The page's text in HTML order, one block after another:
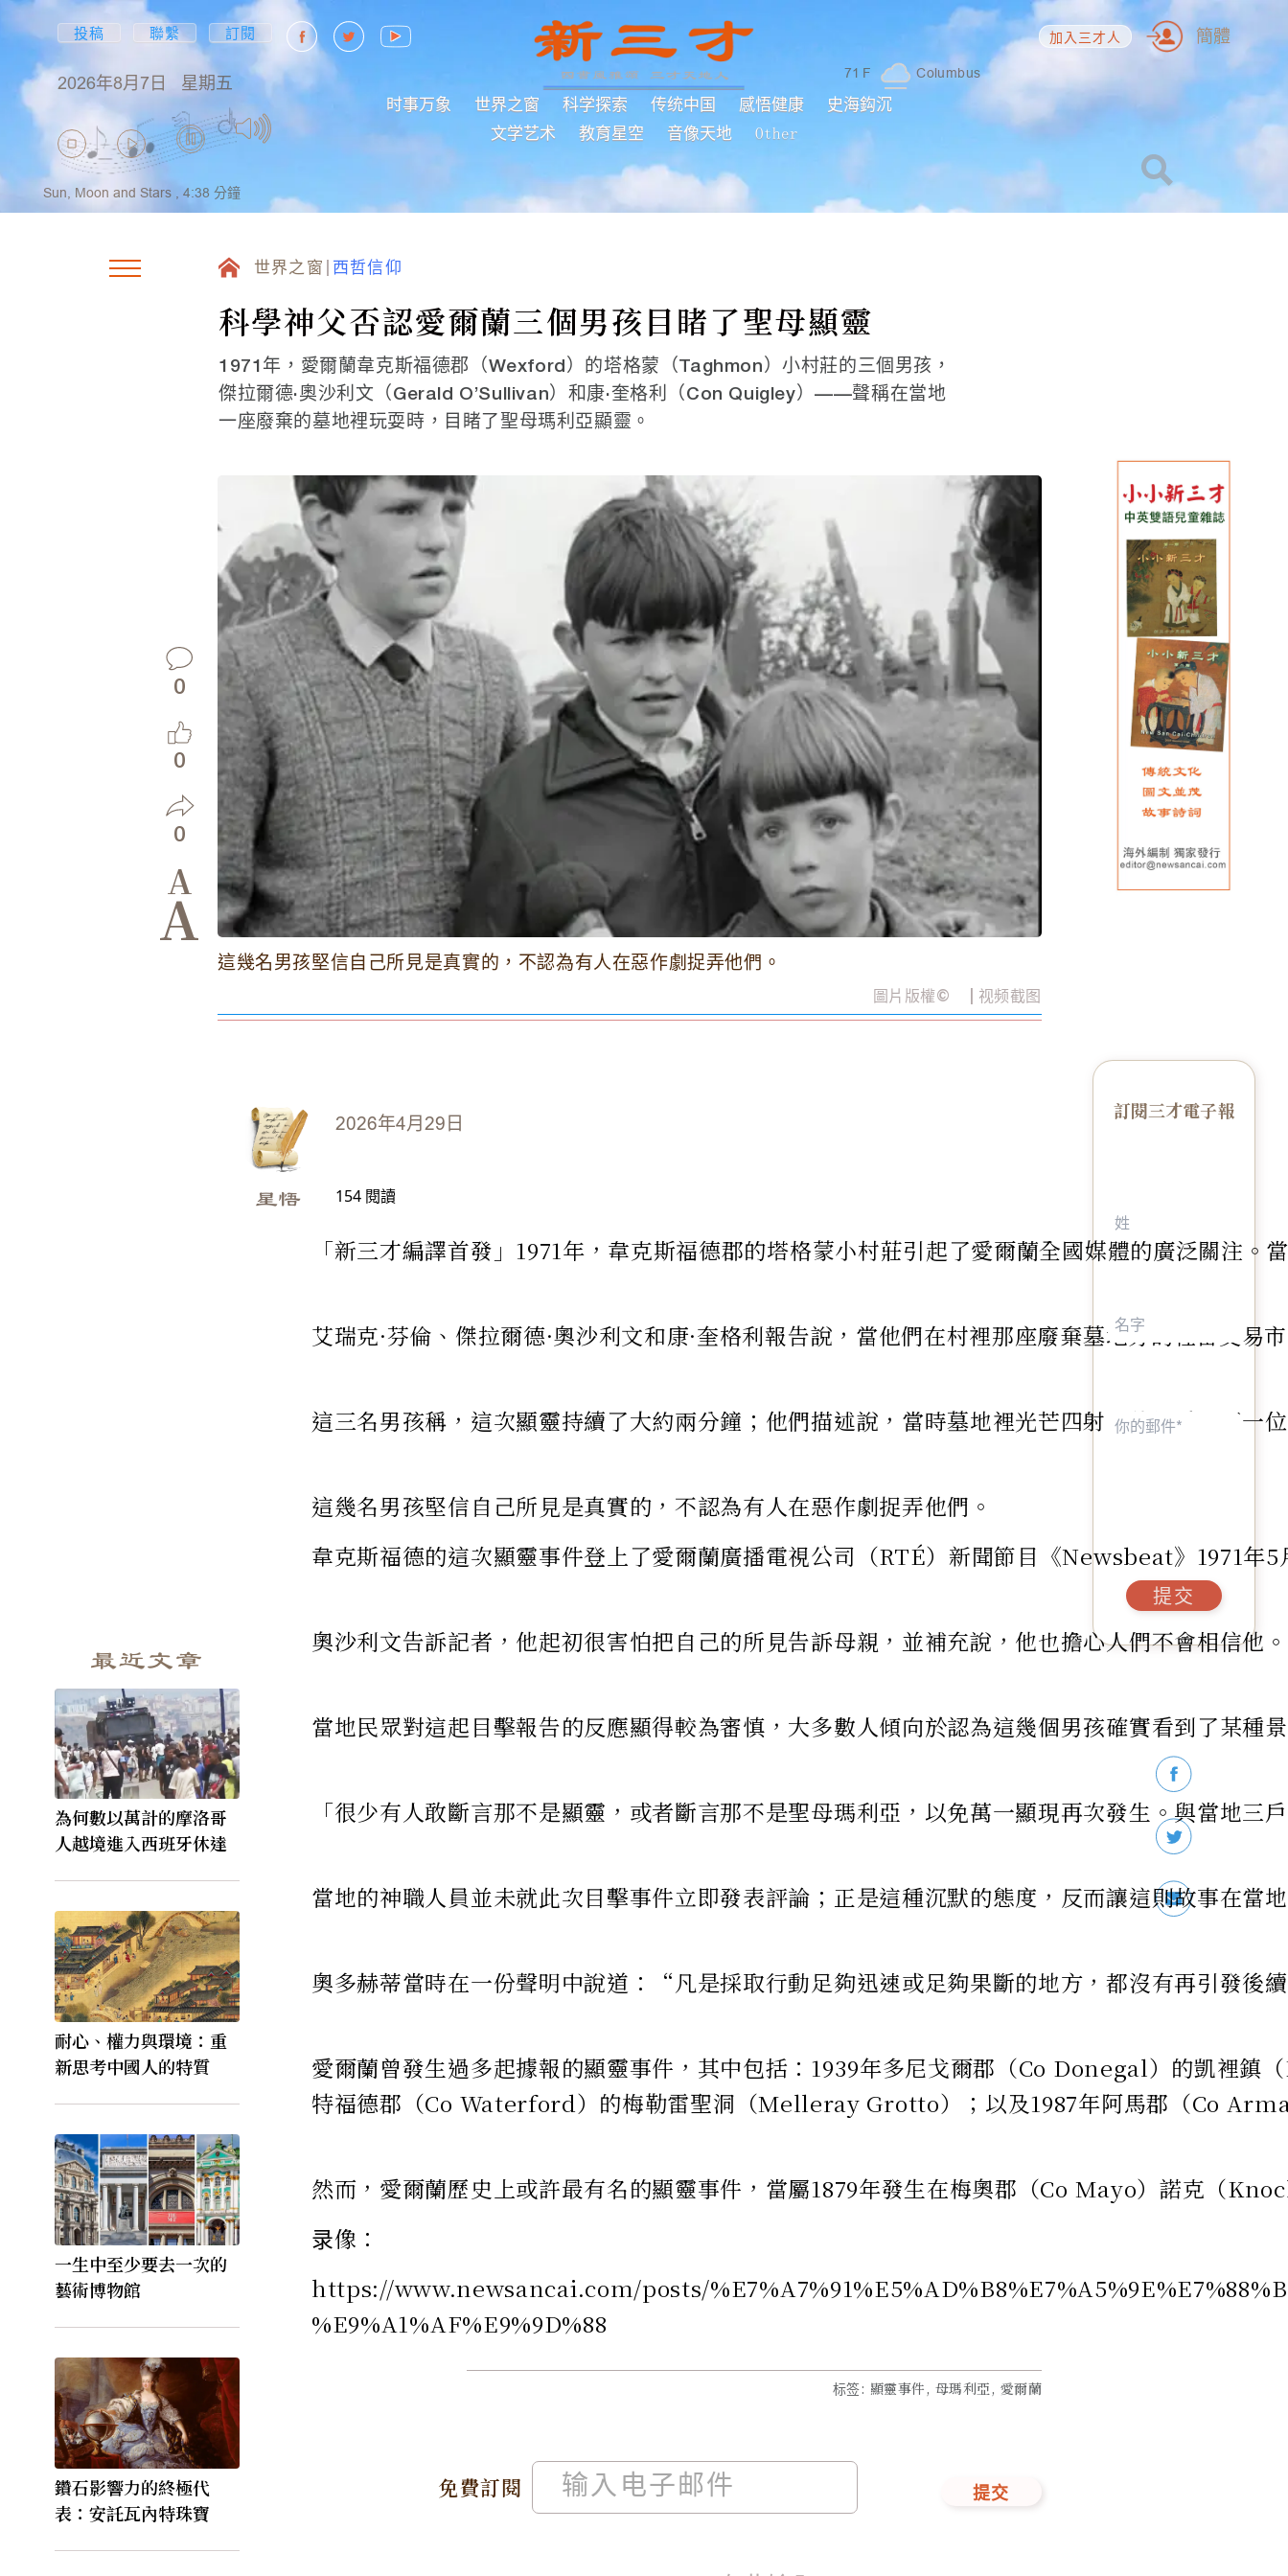
投稿 聯繫 訂閱
2026年8月7日 星期五 71 F Columbus
时事万象 世界之窗 科学探索 传统中国 感悟健康
史海鈎沉
文学艺术
教育星空 音像天地 Other
加入三才人 簡體
Sun, Moon and Stars , 4:38 分鐘
世界之窗 西哲信仰
科學神父否認愛爾蘭三個男孩目睹了聖母顯靈
1971年，愛爾蘭韋克斯福德郡（Wexford）的塔格蒙（Taghmon）小村莊的三個男孩，
傑拉爾德·奧沙利文（Gerald O’Sullivan）和康·奎格利（Con Quigley）——聲稱在當地
一座廢棄的墓地裡玩耍時，目睹了聖母瑪利亞顯靈。
0
0
0
A
A
這幾名男孩堅信自己所見是真實的，不認為有人在惡作劇捉弄他們。
圖片版權 ©️ | 视频截图
最近文章
為何數以萬計的摩洛哥
人越境進入西班牙休達
耐心、權力與環境：重
新思考中國人的特質
一生中至少要去一次的
藝術博物館
鑽石影響力的終極代
表：安託瓦內特珠寶
2026年4月29日
星悟 154 閱讀
「新三才編譯首發」1971年，韋克斯福德郡的塔格蒙小村莊引起了愛爾蘭全國媒體的廣泛關注
艾瑞克·芬倫、傑拉爾德·奧沙利文和康·奎格利報告說，當他們在村裡那座廢棄墓地旁的牲畜交
這三名男孩稱，這次顯靈持續了大約兩分鐘；他們描述說，當時墓地裡光芒四射，他們看到了一
這幾名男孩堅信自己所見是真實的，不認為有人在惡作劇捉弄他們。
韋克斯福德的這次顯靈事件登上了愛爾蘭廣播電視公司（RTÉ）新聞節目《Newsbeat》1971年
奧沙利文告訴記者，他起初很害怕把自己的所見告訴母親，並補充說，他也擔心人們不會相信他。
當地民眾對這起目擊報告的反應顯得較為審慎，大多數人傾向於認為這幾個男孩確實看到了某種
「很少有人敢斷言那不是顯靈，或者斷言那不是聖母瑪利亞，以免萬一顯現再次發生。與當地
當地的神職人員並未就此次目擊事件立即發表評論；正是這種沉默的態度，反而讓這則故事
奧多赫蒂當時在一份聲明中說道：“凡是採取行動足夠迅速或足夠果斷的地方，都沒有再引發後
愛爾蘭曾發生過多起據報的顯靈事件，其中包括：1939年多尼戈爾郡（Co Donegal）的凱
特福德郡（Co Waterford）的梅勒雷聖洞（Melleray Grotto）；以及1987年阿馬郡（Co
然而，愛爾蘭歷史上或許最有名的顯靈事件，當屬1879年發生在梅奧郡（Co Mayo）諾克（
录像：
https://www.newsancai.com/posts/
%E9%A1%AF%E9%9D%88
免費訂閱 提交
标签: 顯靈事件, 母瑪利亞, 愛爾蘭
訂閱三才電子報
提交